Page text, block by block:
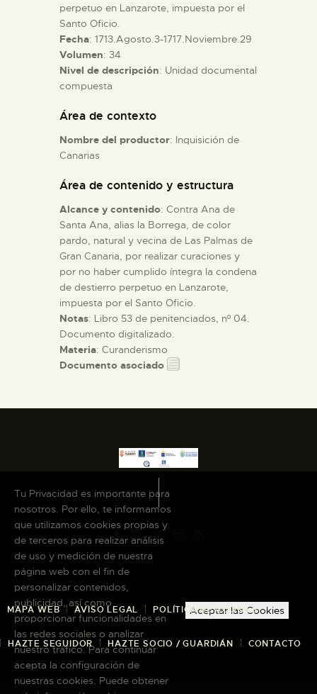
COLECCIONES
DIDÁCTICA
ESPAÑOL
perpetuo en Lanzarote, impuesta por el
Santo Oficio.
Fecha: 1713.Agosto.3-1717.Noviembre.29
Volumen: 34
Nivel de descripción: Unidad documental
compuesta
Área de contexto
Nombre del productor: Inquisición de
Canarias
Área de contenido y estructura
Alcance y contenido: Contra Ana de
Santa Ana, alias la Borrega, de color
pardo, natural y vecina de Las Palmas de
Gran Canaria, por realizar curaciones y
por no haber cumplido íntegra la condena
de destierro perpetuo en Lanzarote,
impuesta por el Santo Oficio.
Notas: Libro 53 de penitenciados, nº 04.
Documento digitalizado.
Materia: Curanderismo
Documento asociado
MAPA WEB AVISO LEGAL POLÍTICA DE COOKIES
HAZTE SEGUIDOR HAZTE SOCIO / GUARDIÁN CONTACTO
Tu Privacidad es importante para
nosotros. Por ello, te informamos
que utilizamos cookies propias y
de terceros para realizar análisis
de uso y medición de nuestra
página web con el fin de
personalizar contenidos,
publicidad, así como
proporcionar funcionalidades en
las redes sociales o analizar
nuestro tráfico. Para continuar
acepta la configuración de
nuestras cookies. Puede obtener
Aceptar las Cookies